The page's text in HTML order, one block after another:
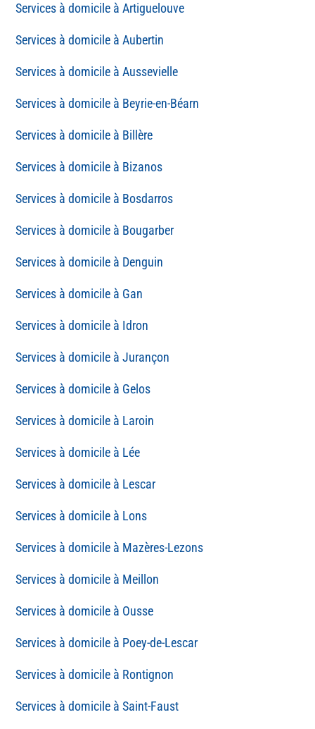
Artiguelouve
Aubertin
Aussevielle
Beyrie-en-Béarn
Billère
Bizanos
Bosdarros
Bougarber
Denguin
Gan
Idron
Jurançon
Gelos
Laroin
Lée
Lescar
Lons
Mazères-Lezons
Meillon
Ousse
Poey-de-Lescar
Rontignon
Saint-Faust